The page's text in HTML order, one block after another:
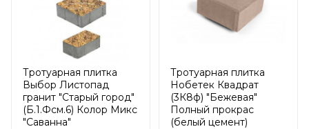
Тротуарная плитка
Выбор Листопад
гранит "Старый город"
(Б.1.Фсм.6) Колор Микс
"Саванна"
Тротуарная плитка
Нобетек Квадрат
(3К8ф) "Бежевая"
Полный прокрас
(белый цемент)